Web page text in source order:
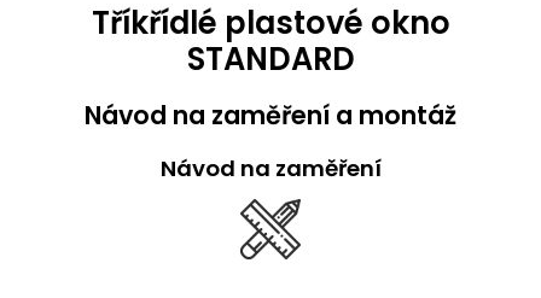
Tříkřídlé plastové okno
STANDARD
Návod na zaměření a montáž
Návod na zaměření